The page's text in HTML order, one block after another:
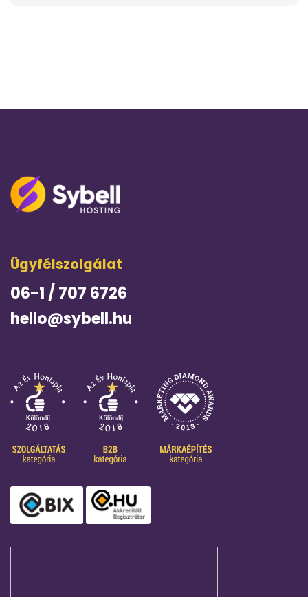
Ügyfélszolgálat
06-1 / 707 6726
hello@sybell.hu